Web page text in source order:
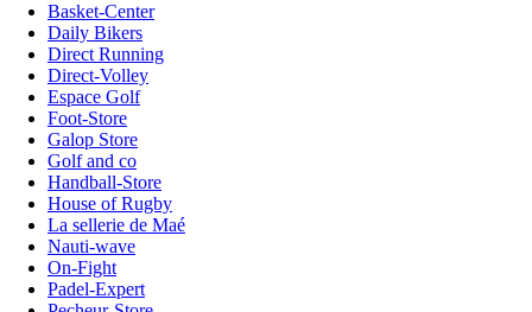
Basket-Center
Daily Bikers
Direct Running
Direct-Volley
Espace Golf
Foot-Store
Galop Store
Golf and co
Handball-Store
House of Rugby
La sellerie de Maé
Nauti-wave
On-Fight
Padel-Expert